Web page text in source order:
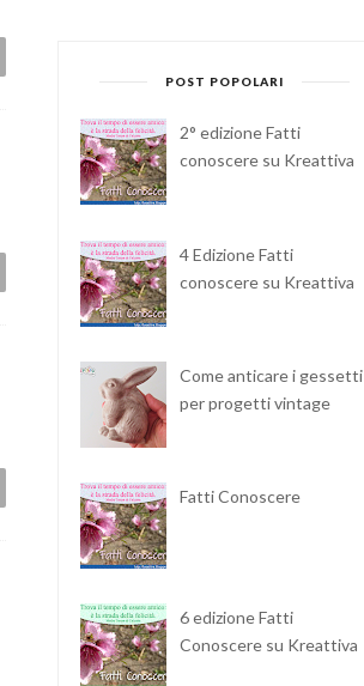
POST POPOLARI
2° edizione Fatti
conoscere su Kreattiva
4 Edizione Fatti
conoscere su Kreattiva
Come anticare i gessetti
per progetti vintage
Fatti Conoscere
6 edizione Fatti
Conoscere su Kreattiva